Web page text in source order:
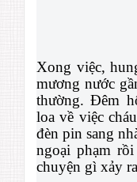
Xong việc,
mương nước
thường. Đêm
loa về việc
đèn pin sang
ngoại phạm
chuyện gì xảy